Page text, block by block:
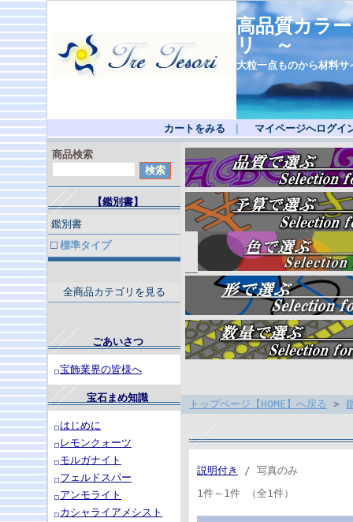
高品質カラ
リ ～
大粒一点ものから材料
カートをみる マイページへログイ
商品検索
【鑑別書】
鑑別書
標準タイプ
全商品カテゴリを見る
ごあいさつ
宝飾業界の皆様へ
宝石まめ知識
はじめに
レモンクォーツ
モルガナイト
フェルドスパー
アンモライト
カシャライアメシスト
トップページ【HOME】へ戻る >
説明付き
/ 写真のみ
1件～1件 （全1件）